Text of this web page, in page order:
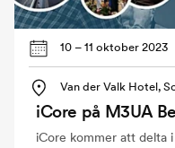
10 – 11 oktober 2023
Van der Valk Hotel,
iCore på M3UA
iCore kommer att delta